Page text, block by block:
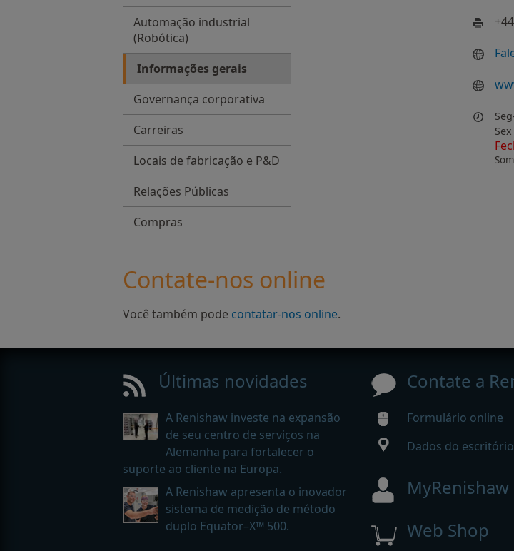
Automação industrial
(Robótica)
Informações gerais
Governança corporativa
Carreiras
Locais de fabricação e P&D
Relações Públicas
Compras
Sex
Contate-nos online
Você também pode contatar-nos online.
Últimas novidades
A Renishaw investe na expansão
de seu centro de serviços na
Alemanha para fortalecer o
suporte ao cliente na Europa.
A Renishaw apresenta o inovador
sistema de medição de método
duplo Equator–X™ 500.
Contate a
Formulário online
Dados do escritório
MyRenishaw
Web Shop